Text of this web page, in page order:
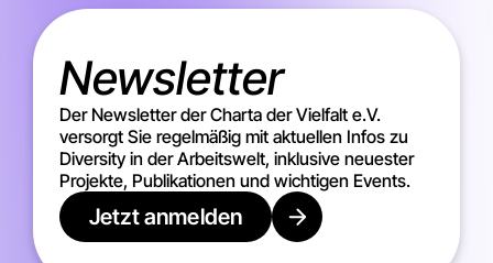
Newsletter
Der Newsletter der Charta der Vielfalt e.V.
versorgt Sie regelmäßig mit aktuellen Infos zu
Diversity in der Arbeitswelt, inklusive neuester
Projekte, Publikationen und wichtigen Events.
Jetzt anmelden